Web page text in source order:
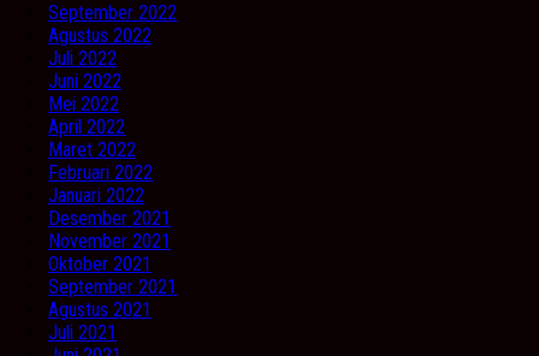
September 2022
Agustus 2022
Juli 2022
Juni 2022
Mei 2022
April 2022
Maret 2022
Februari 2022
Januari 2022
Desember 2021
November 2021
Oktober 2021
September 2021
Agustus 2021
Juli 2021